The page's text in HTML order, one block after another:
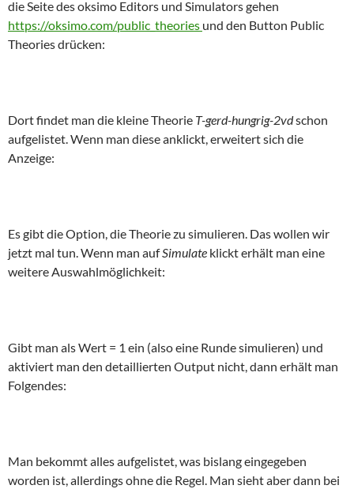
die Seite des oksimo Editors und Simulators gehen
https://oksimo.com/public_theories und den Button Public
Theories drücken:
Dort findet man die kleine Theorie T-gerd-hungrig-2vdschon
aufgelistet. Wenn man diese anklickt, erweitert sich die
Anzeige:
Es gibt die Option, die Theorie zu simulieren. Das wollen wir
jetzt mal tun. Wenn man aufSimulate klickt erhält man eine
weitere Auswahlmöglichkeit:
Gibt man als Wert = 1 ein (also eine Runde simulieren) und
aktiviert man den detaillierten Output nicht, dann erhält man
Folgendes:
Man bekommt alles aufgelistet, was bislang eingegeben
worden ist, allerdings ohne die Regel. Man sieht aber dann bei